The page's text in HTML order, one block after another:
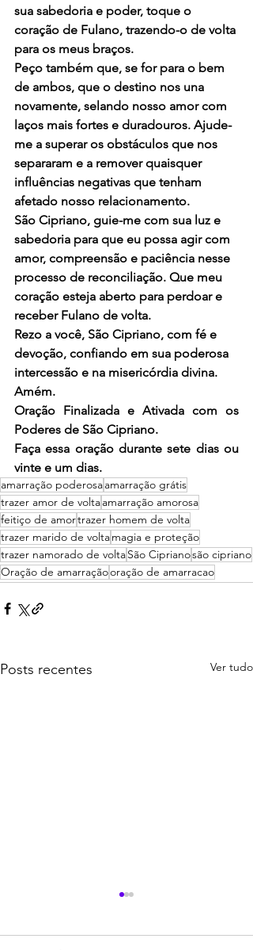
sua sabedoria e poder, toque o
coração de Fulano, trazendo-o de volta
para os meus braços.
Peço também que, se for para o bem
de ambos, que o destino nos una
novamente, selando nosso amor com
laços mais fortes e duradouros. Ajude-
me a superar os obstáculos que nos
separaram e a remover quaisquer
influências negativas que tenham
afetado nosso relacionamento.
São Cipriano, guie-me com sua luz e
sabedoria para que eu possa agir com
amor, compreensão e paciência nesse
processo de reconciliação. Que meu
coração esteja aberto para perdoar e
receber Fulano de volta.
Rezo a você, São Cipriano, com fé e
devoção, confiando em sua poderosa
intercessão e na misericórdia divina.
Amém.
Oração Finalizada e Ativada com os
Poderes de São Cipriano.
Faça essa oração durante sete dias ou
vinte e um dias.
amarração poderosaamarração grátis
trazer amor de voltaamarração amorosa
feitiço de amortrazer homem de volta
trazer marido de voltamagia e proteção
trazer namorado de voltaSão Ciprianosão cipriano
Oração de amarraçãooração de amarracao
Posts recentes Ver tudo